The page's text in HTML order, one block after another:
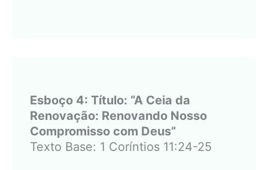
Esboço 4: Título: “A Ceia da
Renovação: Renovando Nosso
Compromisso com Deus”
Texto Base: 1 Coríntios 11:24-25